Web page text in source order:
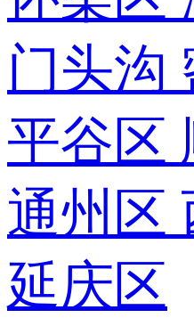
门头沟
平谷区
通州区
延庆区